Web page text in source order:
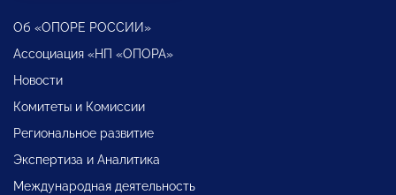
Об «ОПОРЕ РОССИИ»
Ассоциация «НП «ОПОРА»
Новости
Комитеты и Комиссии
Региональное развитие
Экспертиза и Аналитика
Международная деятельность